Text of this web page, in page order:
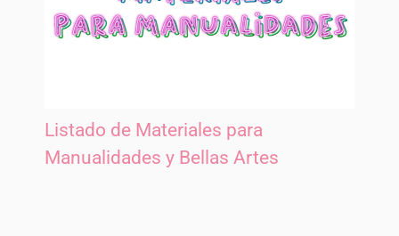
Listado de Materiales para
Manualidades y Bellas Artes